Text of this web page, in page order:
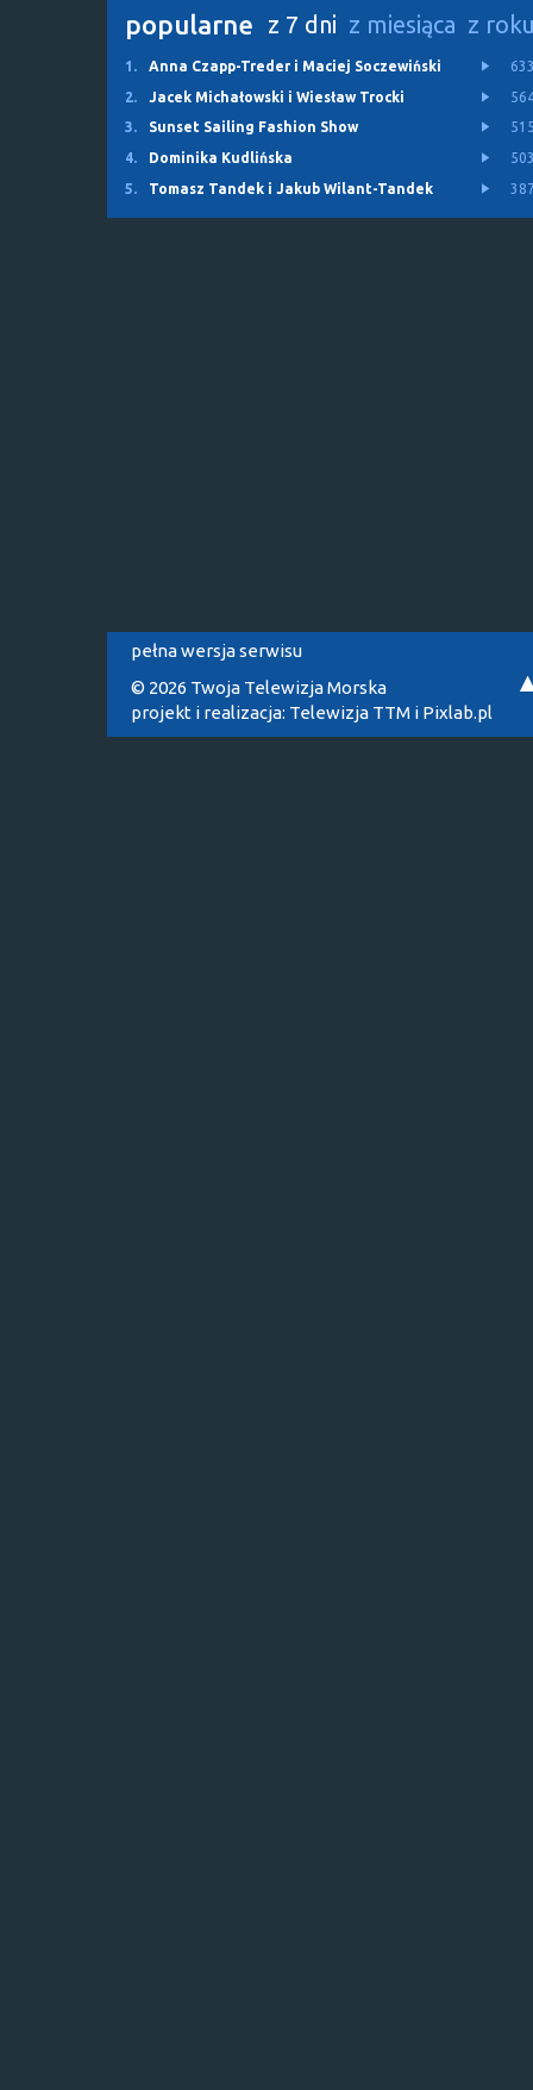
popularne z 7 dni z miesiąca z
1. Anna Czapp-Treder i Maciej Soczewiński
2.
Jacek Michałowski i Wiesław Trocki
3.
Sunset Sailing Fashion Show
4.
Dominika Kudlińska
5.
Tomasz Tandek i Jakub Wilant-Tandek
pełna wersja serwisu
© 2026 Twoja Telewizja Morska
projekt i realizacja: Telewizja TTM i Pixlab.pl